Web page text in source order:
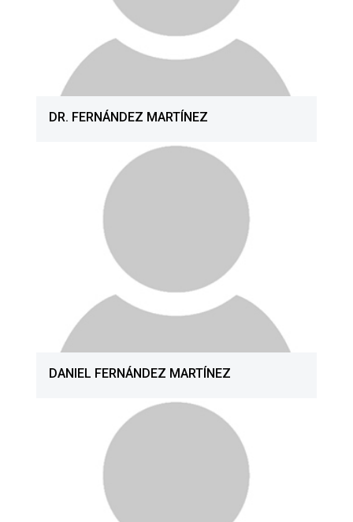
DR. FERNÁNDEZ MARTÍNEZ
DANIEL FERNÁNDEZ MARTÍNEZ